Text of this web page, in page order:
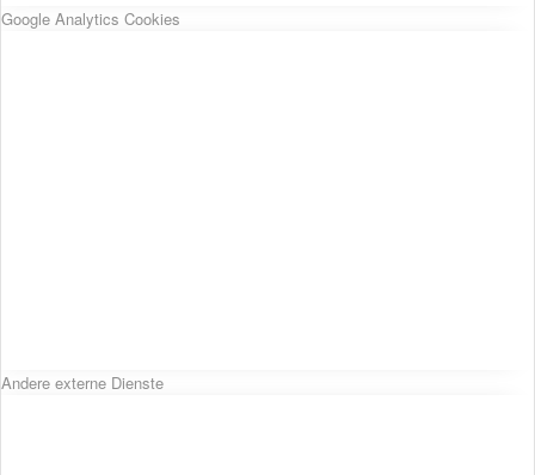
Google Analytics Cookies
Andere externe Dienste